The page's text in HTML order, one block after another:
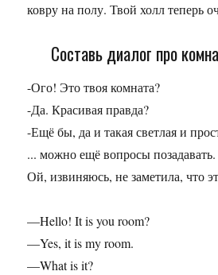
ковру на полу. Твой холл теперь
Составь диалог про
-Ого! Это твоя комната?
-Да. Красивая правда?
-Ещё бы, да и такая светлая и
... можно ещё вопросы позадавать.
Ой, извиняюсь, не заметила, что
—Hello! It is you room?
—Yes, it is my room.
—What is it?